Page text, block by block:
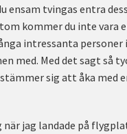
ensam tvingas entra
kommer du inte vara
intressanta personer
med. Med det sagt så
sig att åka med
när jag landade på